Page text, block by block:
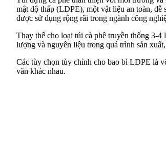
mật độ thấp (LDPE), một vật liệu an toàn, dễ
được sử dụng rộng rãi trong ngành công
Thay thế cho loại túi cà phê truyền thống 3-
lượng và nguyên liệu trong quá trình sản
Các tùy chọn tùy chỉnh cho bao bì LDPE là
văn khác nhau.